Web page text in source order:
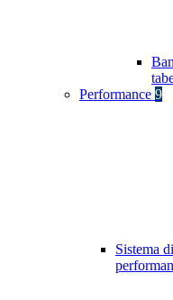
Performance 9
Sistema